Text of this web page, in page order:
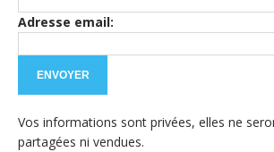
Adresse email:
Vos informations sont privées, elles ne
partagées ni vendues.